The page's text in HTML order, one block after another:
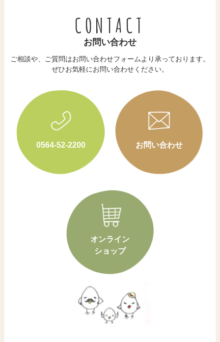
CONTACT
お問い合わせ
ご相談や、ご質問はお問い合わせフォームより承っております。
​​​​​​​ぜひお気軽にお問い合わせください。
0564-52-2200 お問い合わせ
オンライン
ショップ